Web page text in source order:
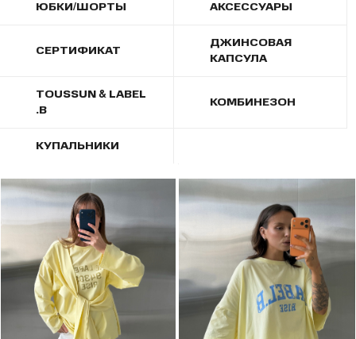
ЮБКИ/ШОРТЫ АКСЕССУАРЫ
СЕРТИФИКАТ
ДЖИНСОВАЯ
КАПСУЛА
TOUSSUN & LABEL
.B
КОМБИНЕЗОН
КУПАЛЬНИКИ